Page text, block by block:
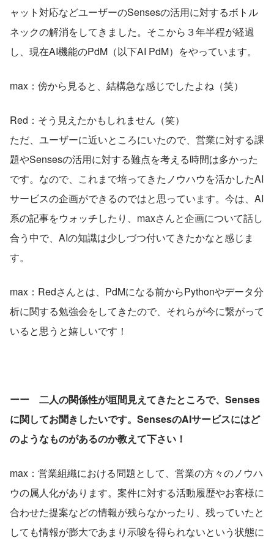
ャット対応などユーザーのSensesの活用に対するボトル
ネックの解消をしてきました。そこから３年半程が経過
し、現在AI機能のPdM（以下AI PdM）をやっています。
max：傍から見ると、結構急な感じでしたよね（笑）
Red：そう見えたかもしれません（笑）
ただ、ユーザーに近いところにいたので、営業に対する課
題やSensesの活用に対する難点を考える時間は多かった
です。なので、これまで培ってきたノウハウを活かしたAI
サービスの企画ができるのではと思っています。今は、AI
系の記事をウォッチしたり、maxさんと企画について話し
合う中で、AIの知識は少しづつ付いてきたかなと感じま
す。
max：Redさんとは、PdMになる前からPythonやデータ分
析に関する勉強会をしてきたので、それらが今に繋がって
いると思うと嬉しいです！
ーー　二人の関係性が垣間見えてきたところで、Senses
に関してお聞きしたいです。SensesのAIサービスにはど
のようなものがあるのか教えて下さい！
max：営業組織における問題として、営業の方々のノウハ
ウの属人化があります。案件に対する活動履歴やお客様に
合わせた提案などの情報が残らなかったり、残っていたと
しても情報が膨大であまり示唆を得られないという状態に